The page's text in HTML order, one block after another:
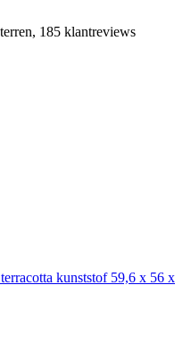
185 klantreviews
kunststof 59,6 x 56 x